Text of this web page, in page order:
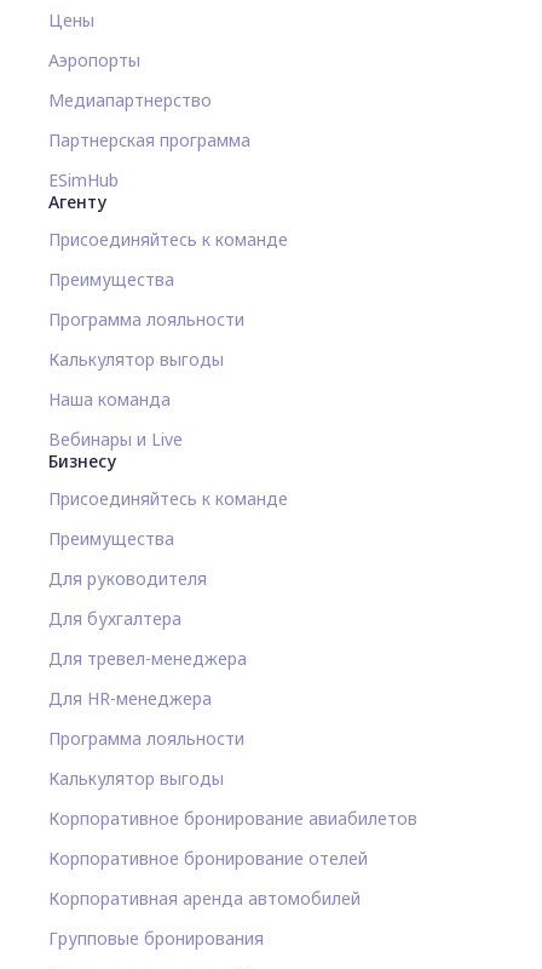
Цены
Аэропорты
Медиапартнерство
Партнерская программа
ESimHub
Агенту
Присоединяйтесь к команде
Преимущества
Программа лояльности
Калькулятор выгоды
Наша команда
Вебинары и Live
Бизнесу
Присоединяйтесь к команде
Преимущества
Для руководителя
Для бухгалтера
Для тревел-менеджера
Для HR-менеджера
Программа лояльности
Калькулятор выгоды
Корпоративное бронирование авиабилетов
Корпоративное бронирование отелей
Корпоративная аренда автомобилей
Групповые бронирования